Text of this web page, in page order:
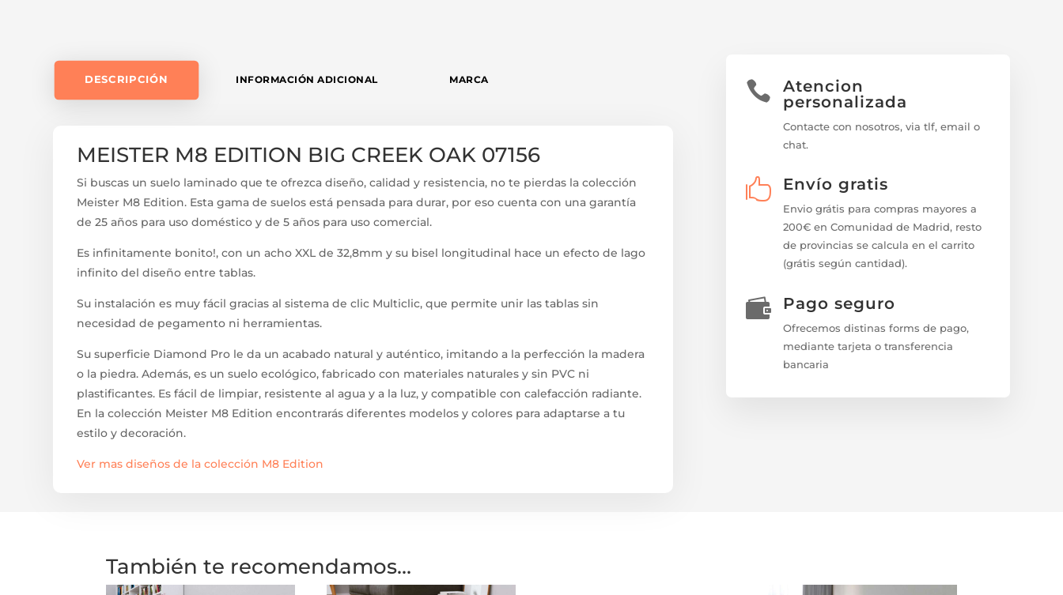
DESCRIPCIÓN INFORMACIÓN ADICIONAL MARCA
MEISTER M8 EDITION BIG CREEK OAK 07156
Si buscas un suelo laminado que te ofrezca diseño, calidad y resistencia, no te pierdas la colección
Meister M8 Edition. Esta gama de suelos está pensada para durar, por eso cuenta con una garantía
de 25 años para uso doméstico y de 5 años para uso comercial.
Es infinitamente bonito!, con un acho XXL de 32,8mm y su bisel longitudinal hace un efecto de lago
infinito del diseño entre tablas.
Su instalación es muy fácil gracias al sistema de clic Multiclic, que permite unir las tablas sin
necesidad de pegamento ni herramientas.
Su superficie Diamond Pro le da un acabado natural y auténtico, imitando a la perfección la madera
o la piedra. Además, es un suelo ecológico, fabricado con materiales naturales y sin PVC ni
plastificantes. Es fácil de limpiar, resistente al agua y a la luz, y compatible con calefacción radiante.
En la colección Meister M8 Edition encontrarás diferentes modelos y colores para adaptarse a tu
estilo y decoración.
Ver mas diseños de la colección M8 Edition

Atencion
personalizada
Contacte con nosotros, via tlf, email o
chat.
 Envío gratis
Envio grátis para compras mayores a
200€ en Comunidad de Madrid, resto
de provincias se calcula en el carrito
(grátis según cantidad).
 Pago seguro
Ofrecemos distinas forms de pago,
mediante tarjeta o transferencia
bancaria
También te recomendamos…